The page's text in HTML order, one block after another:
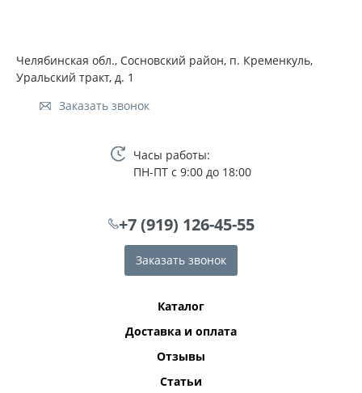
Челябинская обл., Сосновский район, п. Кременкуль,
Уральский тракт, д. 1
Заказать звонок
Часы работы:
ПН-ПТ с 9:00 до 18:00
+7 (919) 126-45-55
Заказать звонок
Каталог
Доставка и оплата
Отзывы
Статьи